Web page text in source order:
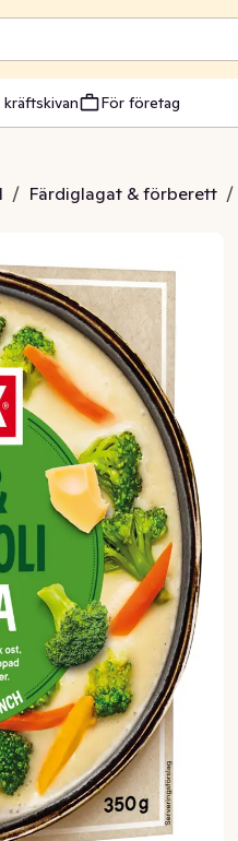
För företag
/ Färdiglagat & förberett /